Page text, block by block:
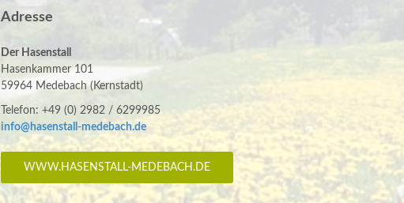
Adresse
Der Hasenstall
Hasenkammer 101
59964 Medebach (Kernstadt)
Telefon: +49 (0) 2982 / 6299985
info@hasenstall-medebach.de
WWW.HASENSTALL-MEDEBACH.DE